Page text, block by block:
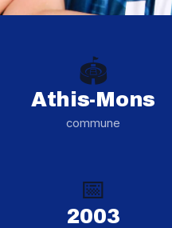
🏟️
Athis-Mons
commune
📅
2003